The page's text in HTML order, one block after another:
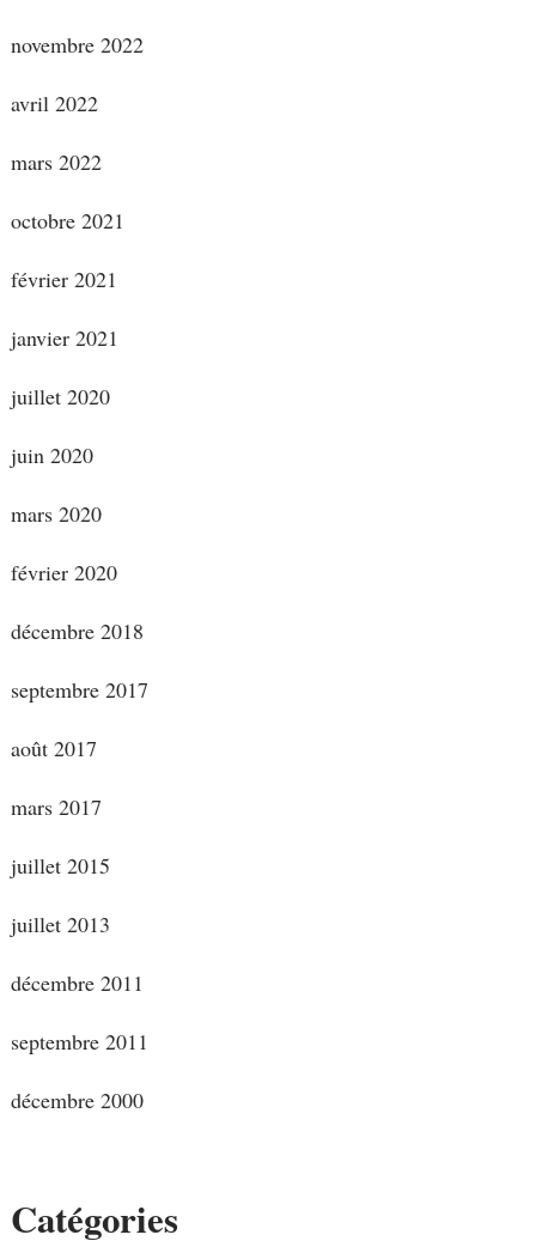
novembre 2022
avril 2022
mars 2022
octobre 2021
février 2021
janvier 2021
juillet 2020
juin 2020
mars 2020
février 2020
décembre 2018
septembre 2017
août 2017
mars 2017
juillet 2015
juillet 2013
décembre 2011
septembre 2011
décembre 2000
Catégories